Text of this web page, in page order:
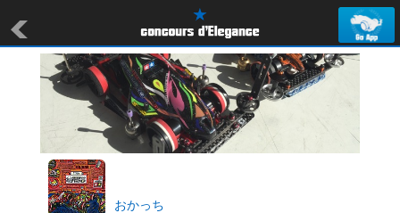
おかっち